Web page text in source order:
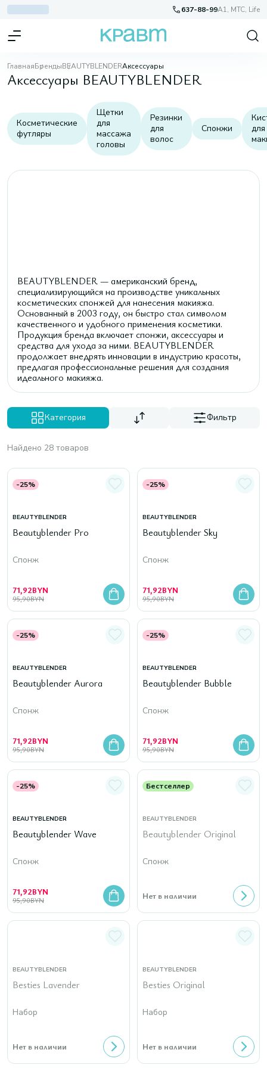
637-88-99A1, МТС, Life
ГлавнаяБрендыBEAUTYBLENDERАксессуары
Аксессуары BEAUTYBLENDER
Косметические
футляры
Щетки
для
массажа
головы
Резинки
для
волос
Спонжи
для
BEAUTYBLENDER — американский бренд,
специализирующийся на производстве уникальных
косметических спонжей для нанесения макияжа.
Основанный в 2003 году, он быстро стал символом
качественного и удобного применения косметики.
Продукция бренда включает спонжи, аксессуары и
средства для ухода за ними. BEAUTYBLENDER
продолжает внедрять инновации в индустрию красоты,
предлагая профессиональные решения для создания
идеального макияжа.
Категория Фильтр
Найдено 28 товаров
-25%
BEAUTYBLENDER
Beautyblender Pro
Спонж
71,92BYN
95,90BYN
-25%
BEAUTYBLENDER
Beautyblender Sky
Спонж
71,92BYN
95,90BYN
-25%
BEAUTYBLENDER
Beautyblender Aurora
Спонж
71,92BYN
95,90BYN
-25%
BEAUTYBLENDER
Beautyblender Bubble
Спонж
71,92BYN
95,90BYN
-25%
BEAUTYBLENDER
Beautyblender Wave
Спонж
71,92BYN
95,90BYN
Бестселлер
BEAUTYBLENDER
Beautyblender Original
Спонж
Нет в наличии
BEAUTYBLENDER
Besties Lavender
Набор
Нет в наличии
BEAUTYBLENDER
Besties Original
Набор
Нет в наличии